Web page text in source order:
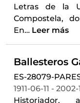
Letras de la
Compostela,
En… Leer más
ES-28079-
1911-06-11 - 2002-
Historiador,